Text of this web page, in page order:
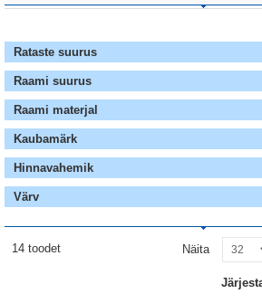
14 toodet Näita
Rataste suurus
Raami suurus
Raami materjal
Kaubamärk
Hinnavahemik
Värv